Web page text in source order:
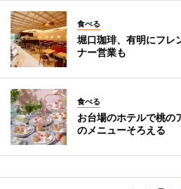
食べる
堀口珈琲、有明にフ
ナー営業も
食べる
お台場のホテルで桃
のメニューそろえる